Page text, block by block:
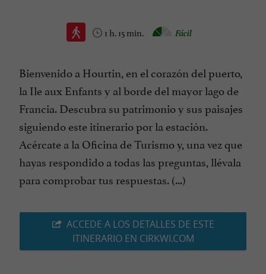
1 h. 15 min. Fácil
Bienvenido a Hourtin, en el corazón del puerto,
la Ile aux Enfants y al borde del mayor lago de
Francia. Descubra su patrimonio y sus paisajes
siguiendo este itinerario por la estación.
Acércate a la Oficina de Turismo y, una vez que
hayas respondido a todas las preguntas, llévala
para comprobar tus respuestas. (...)
ACCEDE A LOS DETALLES DE ESTE
ITINERARIO EN CIRKWI.COM